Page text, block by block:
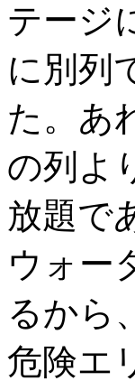
テージ
に別列
た。あ
の列よ
放題で
ウォー
るから
危険エ